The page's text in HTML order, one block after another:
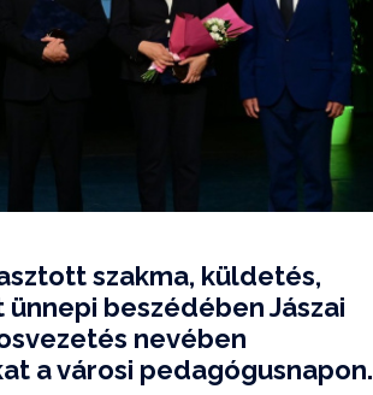
szakma, küldetés,
beszédében Jászai
nevében
a városi pedagógusnapon.